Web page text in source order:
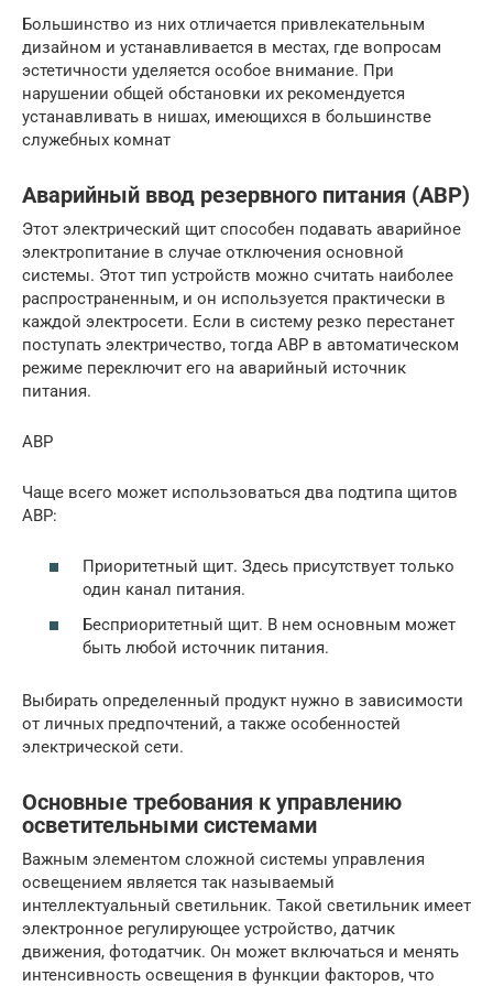
Большинство из них отличается привлекательным
дизайном и устанавливается в местах, где вопросам
эстетичности уделяется особое внимание. При
нарушении общей обстановки их рекомендуется
устанавливать в нишах, имеющихся в большинстве
служебных комнат
Аварийный ввод резервного питания (АВР)
Этот электрический щит способен подавать аварийное
электропитание в случае отключения основной
системы. Этот тип устройств можно считать наиболее
распространенным, и он используется практически в
каждой электросети. Если в систему резко перестанет
поступать электричество, тогда АВР в автоматическом
режиме переключит его на аварийный источник
питания.
АВР
Чаще всего может использоваться два подтипа щитов
АВР:
Приоритетный щит. Здесь присутствует только
один канал питания.
Бесприоритетный щит. В нем основным может
быть любой источник питания.
Выбирать определенный продукт нужно в зависимости
от личных предпочтений, а также особенностей
электрической сети.
Основные требования к управлению
осветительными системами
Важным элементом сложной системы управления
освещением является так называемый
интеллектуальный светильник. Такой светильник имеет
электронное регулирующее устройство, датчик
движения, фотодатчик. Он может включаться и менять
интенсивность освещения в функции факторов, что